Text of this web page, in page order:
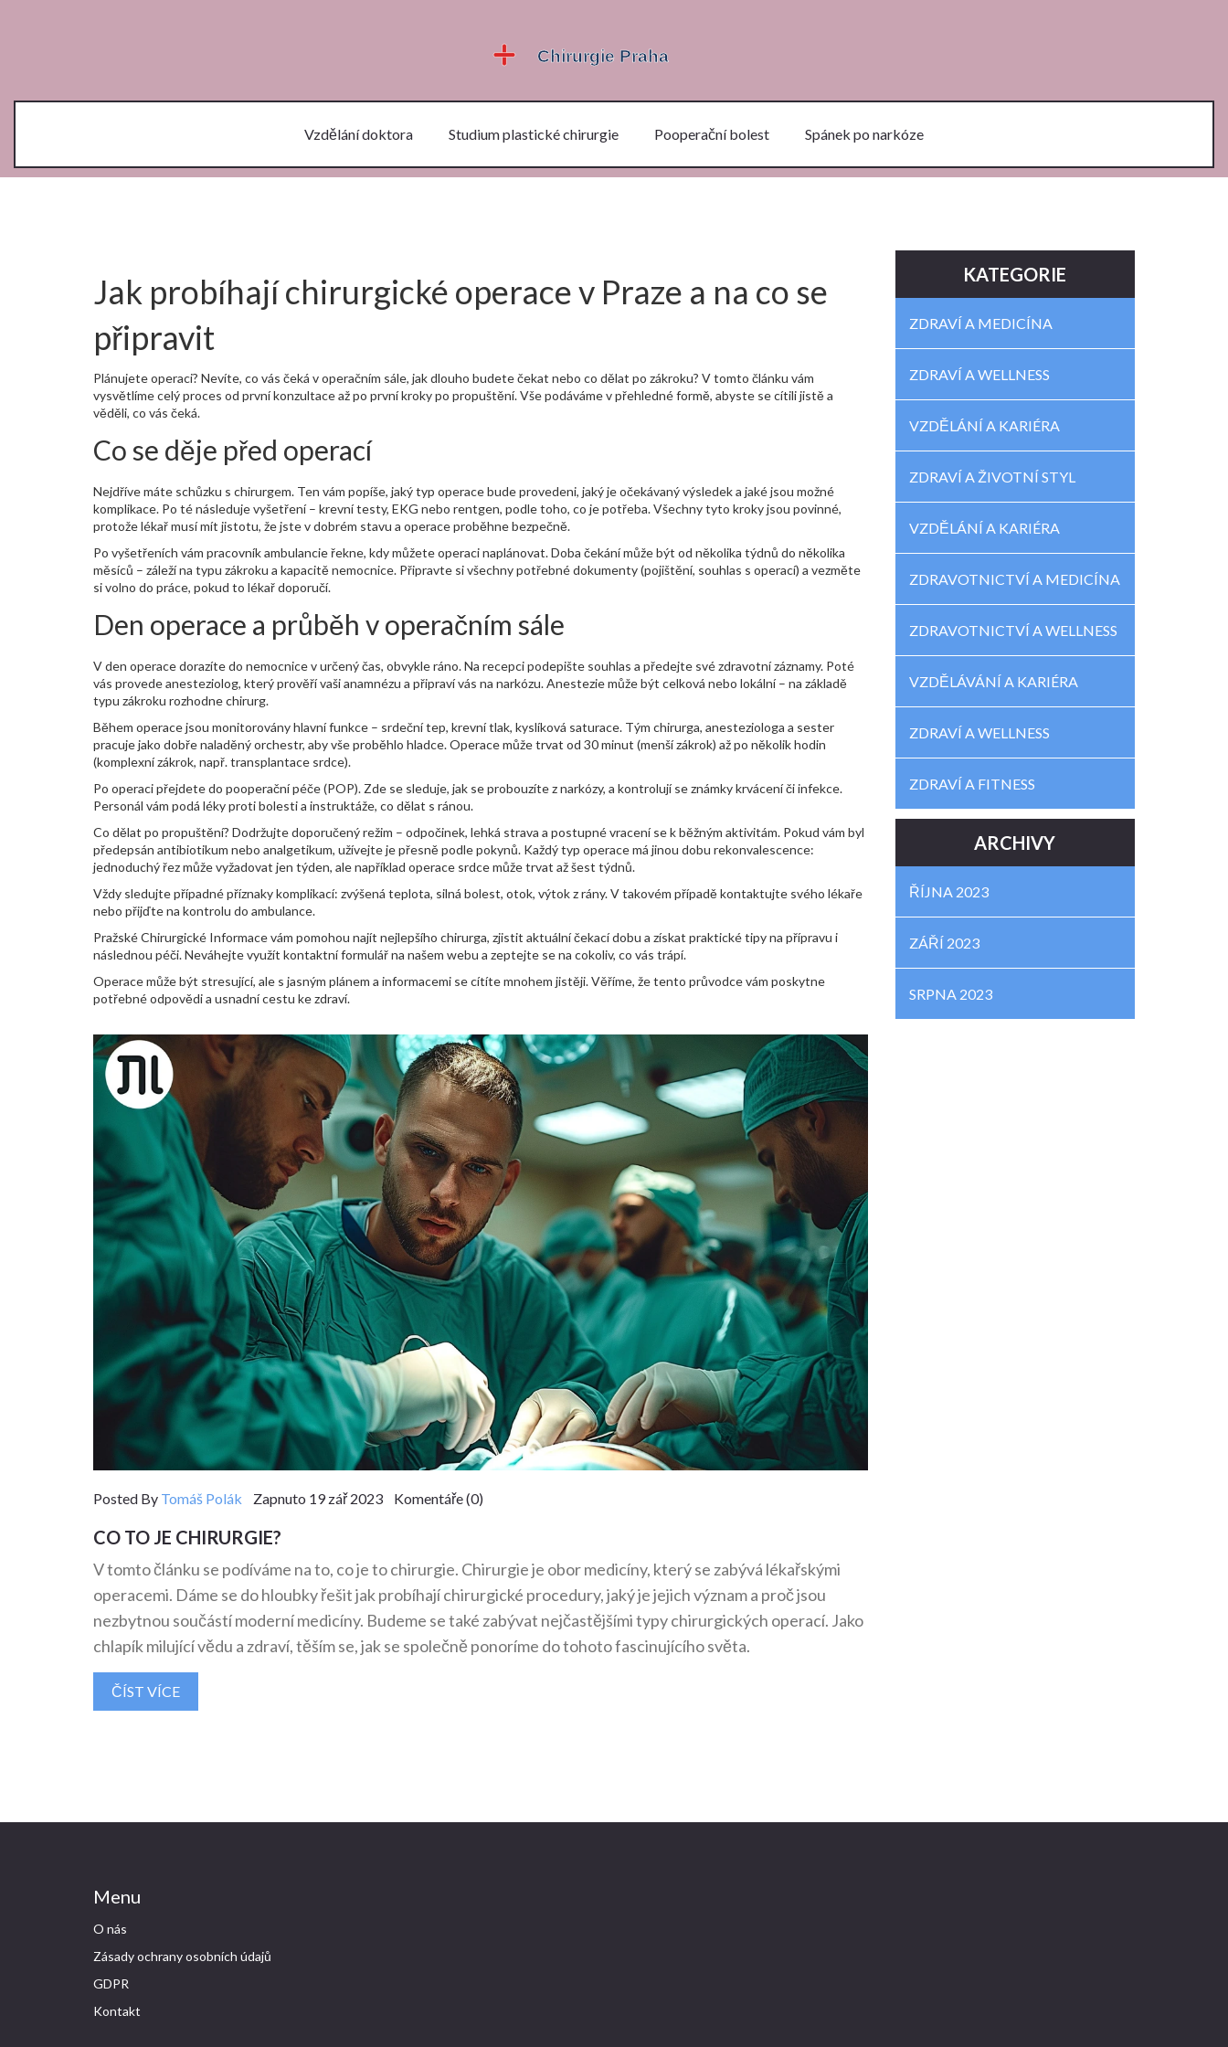
Vzdělání doktora Studium plastické chirurgie Pooperační bolest Spánek po narkóze
Jak probíhají chirurgické operace v Praze a na co se
připravit
Plánujete operaci? Nevíte, co vás čeká v operačním sále, jak dlouho budete čekat nebo co dělat po zákroku? V tomto článku vám
vysvětlíme celý proces od první konzultace až po první kroky po propuštění. Vše podáváme v přehledné formě, abyste se cítili jistě a
věděli, co vás čeká.
Co se děje před operací
Nejdříve máte schůzku s chirurgem. Ten vám popíše, jaký typ operace bude provedeni, jaký je očekávaný výsledek a jaké jsou možné
komplikace. Po té následuje vyšetření – krevní testy, EKG nebo rentgen, podle toho, co je potřeba. Všechny tyto kroky jsou povinné,
protože lékař musí mít jistotu, že jste v dobrém stavu a operace proběhne bezpečně.
Po vyšetřeních vám pracovník ambulancie řekne, kdy můžete operaci naplánovat. Doba čekání může být od několika týdnů do několika
měsíců – záleží na typu zákroku a kapacitě nemocnice. Připravte si všechny potřebné dokumenty (pojištění, souhlas s operací) a vezměte
si volno do práce, pokud to lékař doporučí.
Den operace a průběh v operačním sále
V den operace dorazíte do nemocnice v určený čas, obvykle ráno. Na recepci podepište souhlas a předejte své zdravotní záznamy. Poté
vás provede anesteziolog, který prověří vaši anamnézu a připraví vás na narkózu. Anestezie může být celková nebo lokální – na základě
typu zákroku rozhodne chirurg.
Během operace jsou monitorovány hlavní funkce – srdeční tep, krevní tlak, kyslíková saturace. Tým chirurga, anesteziologa a sester
pracuje jako dobře naladěný orchestr, aby vše proběhlo hladce. Operace může trvat od 30 minut (menší zákrok) až po několik hodin
(komplexní zákrok, např. transplantace srdce).
Po operaci přejdete do pooperační péče (POP). Zde se sleduje, jak se probouzíte z narkózy, a kontrolují se známky krvácení či infekce.
Personál vám podá léky proti bolesti a instruktáže, co dělat s ránou.
Co dělat po propuštění? Dodržujte doporučený režim – odpočinek, lehká strava a postupné vracení se k běžným aktivitám. Pokud vám byl
předepsán antibiotikum nebo analgetikum, užívejte je přesně podle pokynů. Každý typ operace má jinou dobu rekonvalescence:
jednoduchý řez může vyžadovat jen týden, ale například operace srdce může trvat až šest týdnů.
Vždy sledujte případné příznaky komplikací: zvýšená teplota, silná bolest, otok, výtok z rány. V takovém případě kontaktujte svého lékaře
nebo přijďte na kontrolu do ambulance.
Pražské Chirurgické Informace vám pomohou najít nejlepšího chirurga, zjistit aktuální čekací dobu a získat praktické tipy na přípravu i
následnou péči. Neváhejte využít kontaktní formulář na našem webu a zeptejte se na cokoliv, co vás trápí.
Operace může být stresující, ale s jasným plánem a informacemi se cítíte mnohem jistěji. Věříme, že tento průvodce vám poskytne
potřebné odpovědi a usnadní cestu ke zdraví.
Posted By Tomáš Polák Zapnuto 19 zář 2023 Komentáře (0)
CO TO JE CHIRURGIE?
V tomto článku se podíváme na to, co je to chirurgie. Chirurgie je obor medicíny, který se zabývá lékařskými
operacemi. Dáme se do hloubky řešit jak probíhají chirurgické procedury, jaký je jejich význam a proč jsou
nezbytnou součástí moderní medicíny. Budeme se také zabývat nejčastějšími typy chirurgických operací. Jako
chlapík milující vědu a zdraví, těším se, jak se společně ponoríme do tohoto fascinujícího světa.
ČÍST VÍCE
KATEGORIE
ZDRAVÍ A MEDICÍNA
ZDRAVÍ A WELLNESS
VZDĚLÁNÍ A KARIÉRA
ZDRAVÍ A ŽIVOTNÍ STYL
VZDĚLÁNÍ A KARIÉRA
ZDRAVOTNICTVÍ A MEDICÍNA
ZDRAVOTNICTVÍ A WELLNESS
VZDĚLÁVÁNÍ A KARIÉRA
ZDRAVÍ A WELLNESS
ZDRAVÍ A FITNESS
ARCHIVY
ŘÍJNA 2023
ZÁŘÍ 2023
SRPNA 2023
Menu
O nás
Zásady ochrany osobních údajů
GDPR
Kontakt